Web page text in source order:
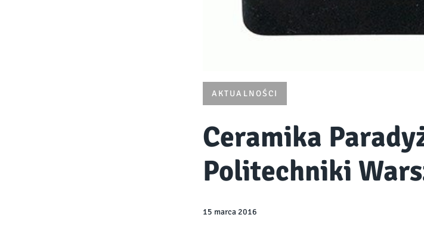
AKTUALNOŚCI
Ceramika
Politechniki
15 marca 2016